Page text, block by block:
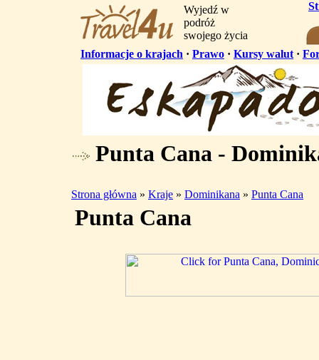
Wyjedź w
podróż
swojego życia
Informacje o krajach · Prawo · Kursy walut ·
Punta Cana -
Strona główna » Kraje » Dominikana » Punta Cana
Punta Cana